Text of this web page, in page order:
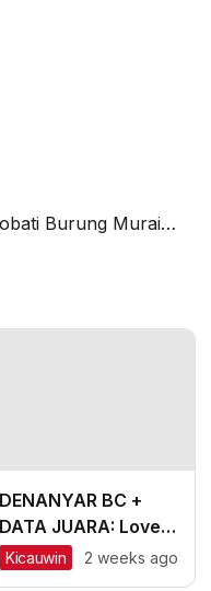
Burung Murai
DENANYAR BC +
DATA JUARA: Love
Bird Mania Incar
Kicauwin 2 weeks ago